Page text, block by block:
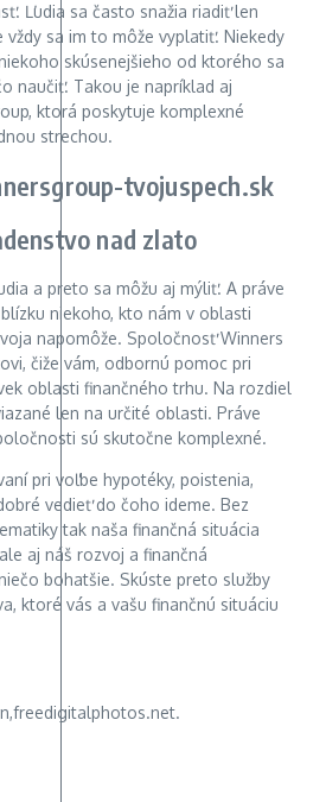
Ľudia sa často snažia riadiť len
vždy sa im to môže vyplatiť. Niekedy
skúsenejšieho od ktorého sa
naučiť. Takou je napríklad aj
ktorá poskytuje komplexné
strechou.
nad zlato
a preto sa môžu aj mýliť. A práve
niekoho, kto nám v oblasti
napomôže. Spoločnosť Winners
čiže vám, odbornú pomoc pri
oblasti finančného trhu. Na rozdiel
len na určité oblasti. Práve
sú skutočne komplexné.
pri voľbe hypotéky, poistenia,
vedieť do čoho ideme. Bez
tak naša finančná situácia
aj náš rozvoj a finančná
bohatšie. Skúste preto služby
ktoré vás a vašu finančnú situáciu